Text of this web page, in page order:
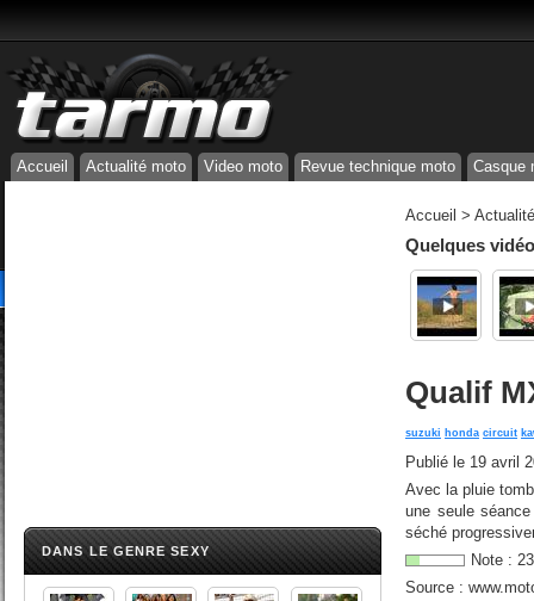
Accueil Actualité moto Video moto Revue technique moto Casque
DANS LE GENRE SEXY
Accueil >
Quelques
Qualif
suzuki honda circuit
Publié le 19 avril
Avec la pluie
une seule
séché
Note : 23
Source :